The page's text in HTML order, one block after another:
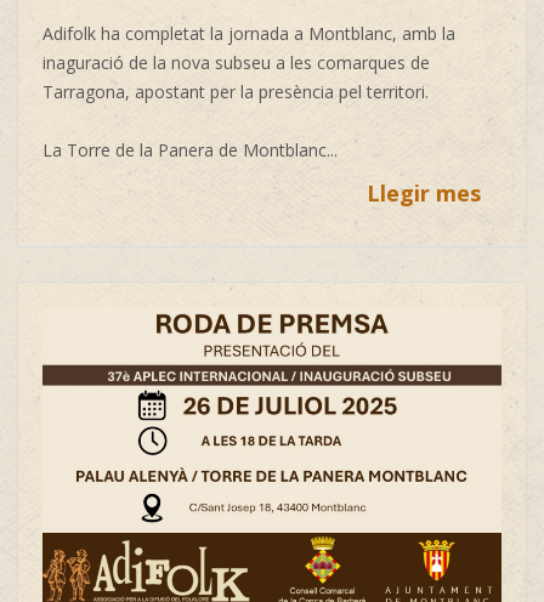
Adifolk ha completat la jornada a Montblanc, amb la
inaguració de la nova subseu a les comarques de
Tarragona, apostant per la presència pel territori.
La Torre de la Panera de Montblanc...
Llegir mes